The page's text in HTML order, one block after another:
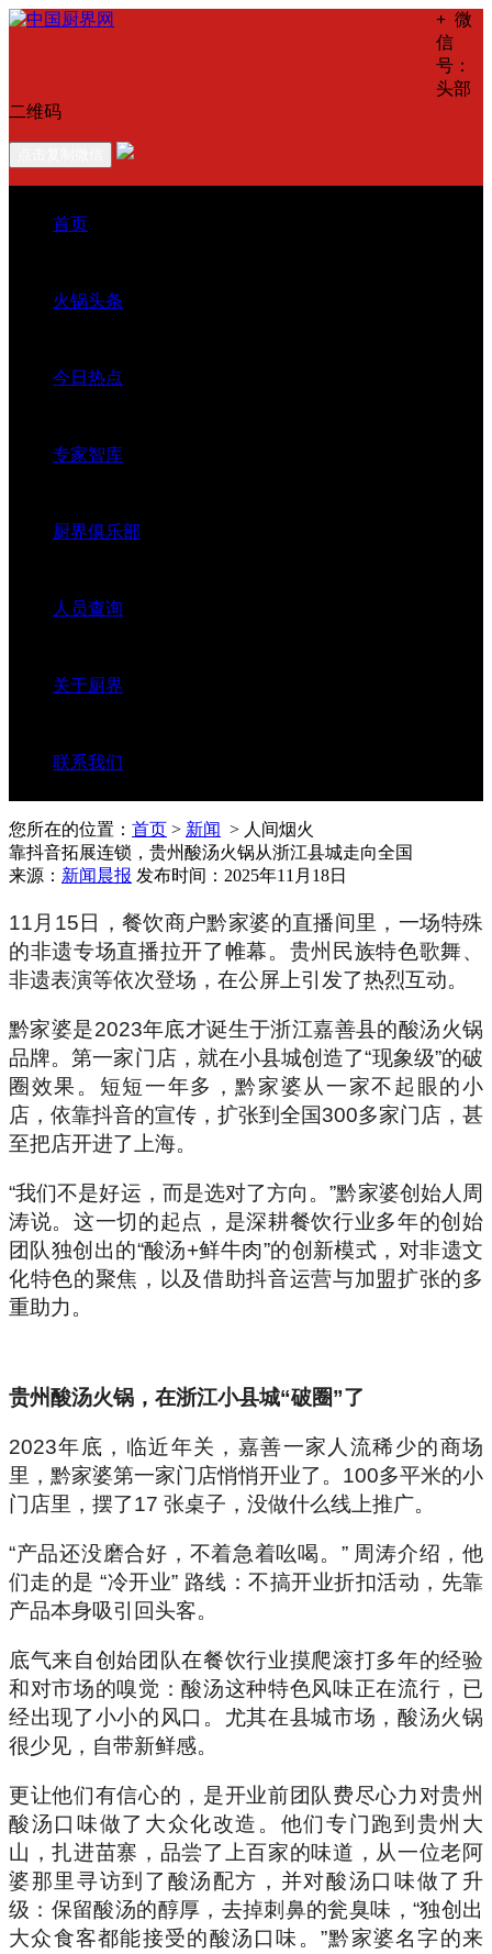
+ 微
信
号：
头部
二维码
首页
火锅头条
今日热点
专家智库
厨界俱乐部
人员查询
关于厨界
联系我们
您所在的位置： 首页 > 新闻 > 人间烟火
靠抖音拓展连锁，贵州酸汤火锅从浙江县城走向全国
来源： 新闻晨报 发布时间：2025年11月18日
11月15日，餐饮商户黔家婆的直播间里，一场特殊
的非遗专场直播拉开了帷幕。贵州民族特色歌舞、
非遗表演等依次登场，在公屏上引发了热烈互动。
黔家婆是2023年底才诞生于浙江嘉善县的酸汤火锅
品牌。第一家门店，就在小县城创造了“现象级”的破
圈效果。短短一年多，黔家婆从一家不起眼的小
店，依靠抖音的宣传，扩张到全国300多家门店，甚
至把店开进了上海。
“我们不是好运，而是选对了方向。”黔家婆创始人周
涛说。这一切的起点，是深耕餐饮行业多年的创始
团队独创出的“酸汤+鲜牛肉”的创新模式，对非遗文
化特色的聚焦，以及借助抖音运营与加盟扩张的多
重助力。
贵州酸汤火锅， 在浙江小县城“破圈”了
2023年底，临近年关，嘉善一家人流稀少的商场
里，黔家婆第一家门店悄悄开业了。100多平米的小
门店里，摆了17 张桌子，没做什么线上推广。
“产品还没磨合好，不着急着吆喝。” 周涛介绍，他
们走的是 “冷开业” 路线：不搞开业折扣活动，先靠
产品本身吸引回头客。
底气来自创始团队在餐饮行业摸爬滚打多年的经验
和对市场的嗅觉：酸汤这种特色风味正在流行，已
经出现了小小的风口。尤其在县城市场，酸汤火锅
很少见，自带新鲜感。
更让他们有信心的，是开业前团队费尽心力对贵州
酸汤口味做了大众化改造。他们专门跑到贵州大
山，扎进苗寨，品尝了上百家的味道，从一位老阿
婆那里寻访到了酸汤配方，并对酸汤口味做了升
级：保留酸汤的醇厚，去掉刺鼻的瓮臭味，“独创出
大众食客都能接受的酸汤口味。”黔家婆名字的来